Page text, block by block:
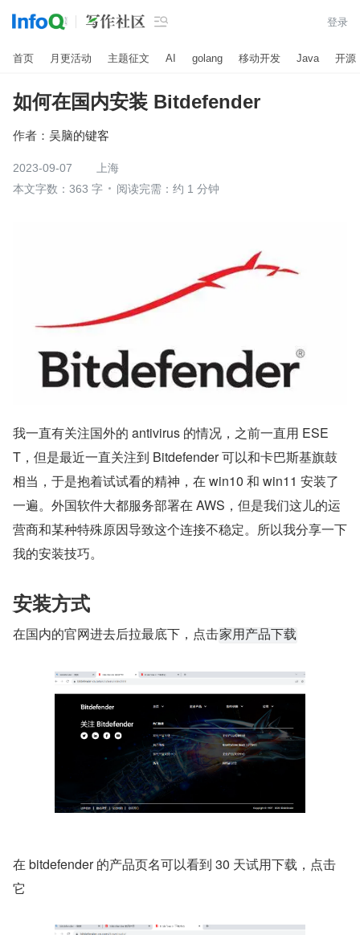
 登录
首页 月更活动 主题征文 AI golang 移动开发 Java 开源
如何在国内安装 Bitdefender
作者： 吴脑的键客
2023-09-07
上海
本文字数：363 字
阅读完需：约 1 分钟
我一直有关注国外的 antivirus 的情况，之前一直用 ESE
T，但是最近一直关注到 Bitdefender 可以和卡巴斯基旗鼓
相当，于是抱着试试看的精神，在 win10 和 win11 安装了
一遍。外国软件大都服务部署在 AWS，但是我们这儿的运
营商和某种特殊原因导致这个连接不稳定。所以我分享一下
我的安装技巧。
安装方式
在国内的官网进去后拉最底下，点击家用产品下载
在 bitdefender 的产品页名可以看到 30 天试用下载，点击
它